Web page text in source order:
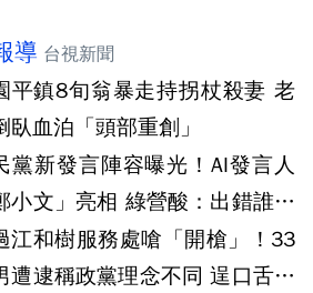
導 台視新聞
平鎮8旬翁暴走持拐杖殺妻 老
臥血泊「頭部重創」
黨新發言陣容曝光！AI發言人
小文」亮相 綠營酸：出錯誰負
江和樹服務處嗆「開槍」！33
遭逮稱政黨理念不同 逞口舌之